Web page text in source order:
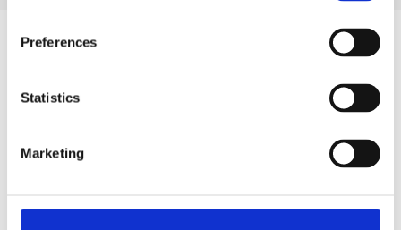
Preferences
Statistics
Marketing
FRAGEN & ANTWORTEN
FRAGEN ZU UNSEREN
In unserem FAQ-Bereich beantworten wir die